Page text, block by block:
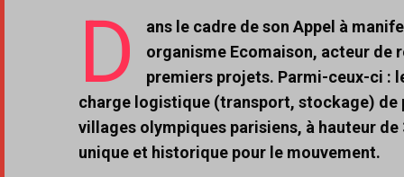
D
ans le cadre de son Appel à
organisme Ecomaison, acteur de
premiers projets. Parmi-ceux-ci :
charge logistique (transport, stockage) de
villages olympiques parisiens, à hauteur
unique et historique pour le mouvement.